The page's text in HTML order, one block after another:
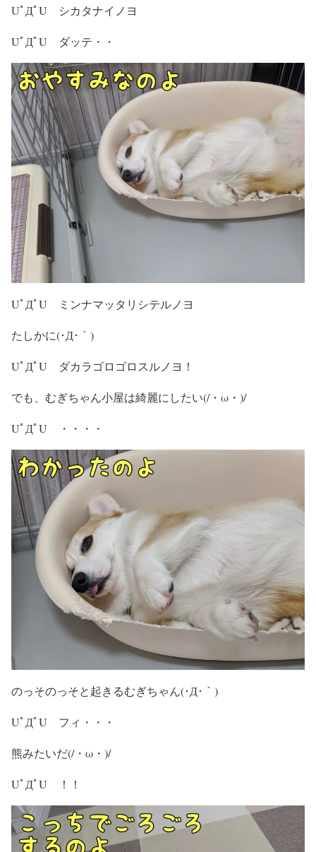
UﾟДﾟU シカタナイノヨ
UﾟДﾟU ダッテ・・
UﾟДﾟU ミンナマッタリシテルノヨ
たしかに(･Д･｀)
UﾟДﾟU ダカラゴロゴロスルノヨ！
でも、むぎちゃん小屋は綺麗にしたい(/・ω・)/
UﾟДﾟU ・・・・
のっそのっそと起きるむぎちゃん(･Д･｀)
UﾟДﾟU フィ・・・
熊みたいだ(/・ω・)/
UﾟДﾟU ！！